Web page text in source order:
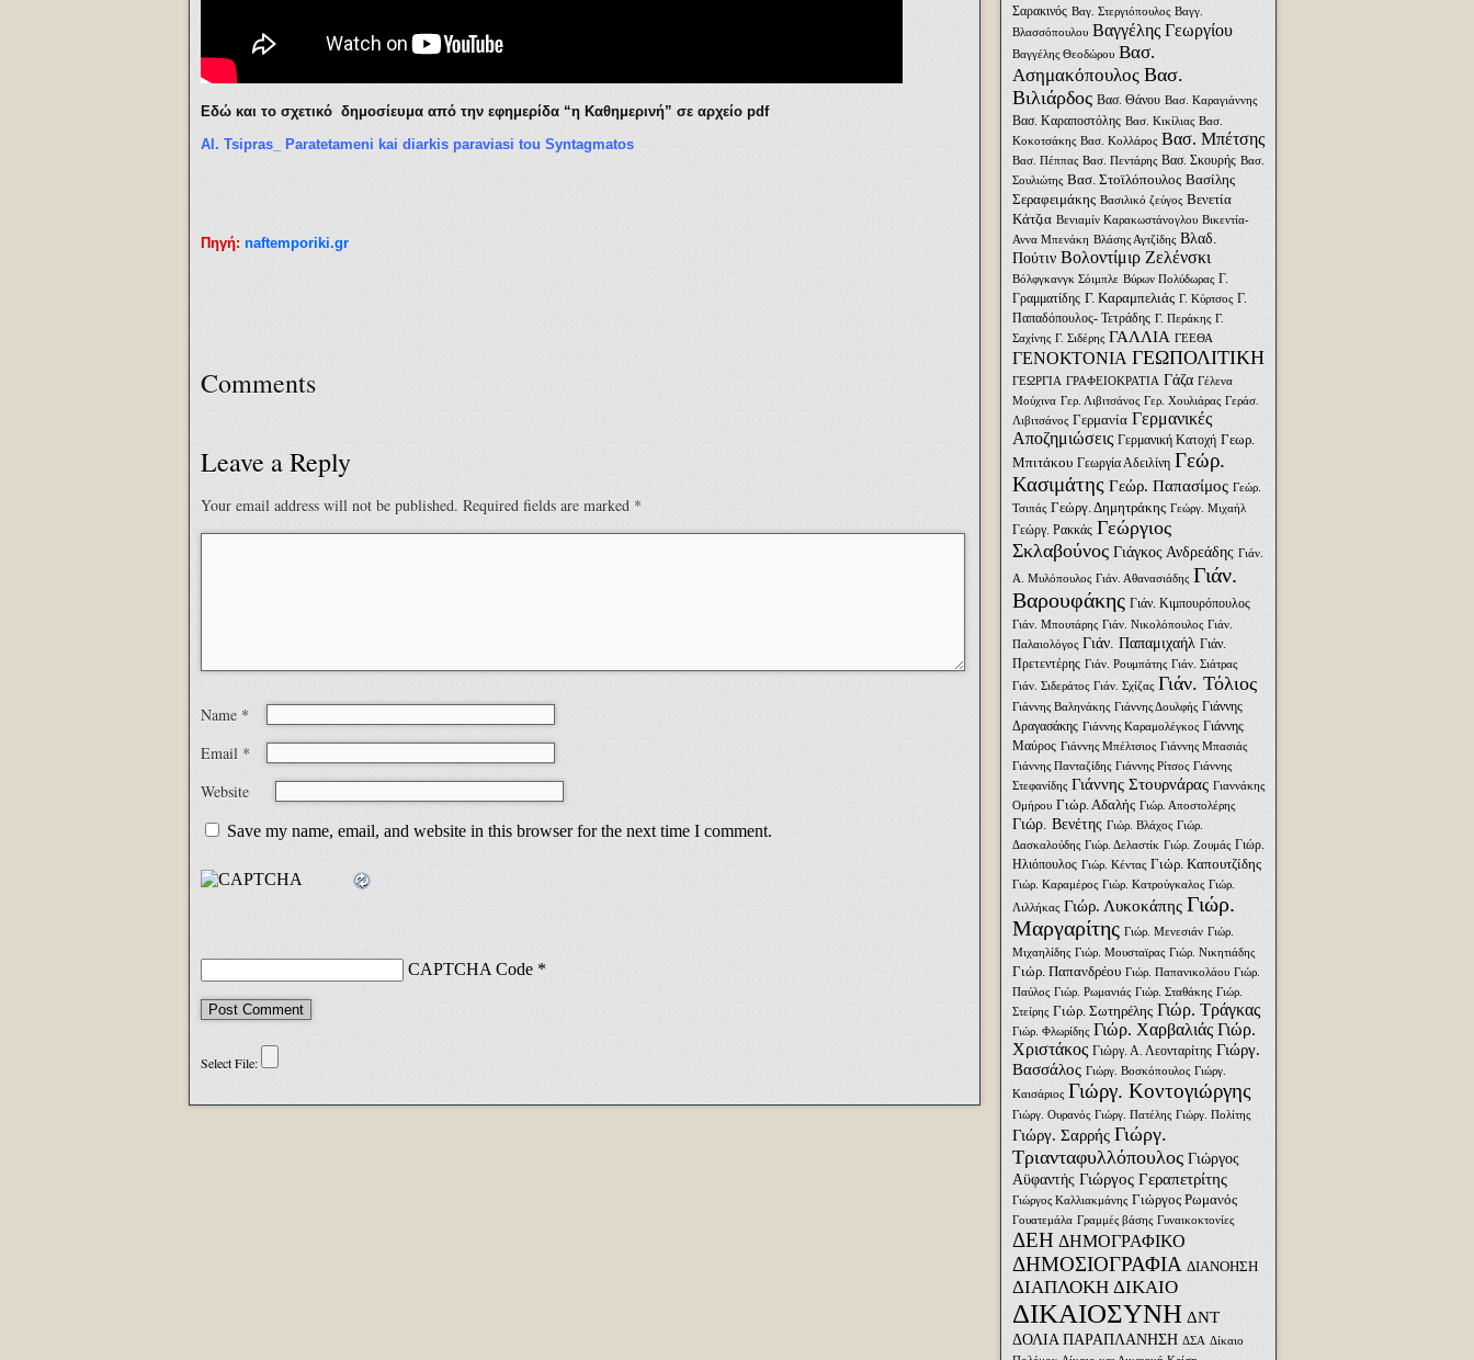
Εδώ και το σχετικό δημοσίευμα από την εφημερίδα “η Καθημερινή” σε αρχείο pdf
Al. Tsipras_ Paratetameni kai diarkis paraviasi tou Syntagmatos
Πηγή: naftemporiki.gr
Comments
Leave a Reply
Your email address will not be published. Required fields are marked *
Name *
Email *
Website
Save my name, email, and website in this browser for the next time I comment.
CAPTCHA Code *
Σαρακινός Βαγ. Στεργιόπουλος Βαγγ.
Βλασσόπουλου Βαγγέλης Γεωργίου
Βαγγέλης Θεοδώρου Βασ.
Ασημακόπουλος Βασ.
Βιλιάρδος Βασ. Θάνου Βασ. Καραγιάννης
Βασ. Καραποστόλης Βασ. Κικίλιας Βασ.
Κοκοτσάκης Βασ. Κολλάρος Βασ. Μπέτσης
Βασ. Πέππας Βασ. Πεντάρης Βασ. Σκουρής Βασ.
Σουλιώτης Βασ. Στοϊλόπουλος Βασίλης
Σεραφειμάκης Βασιλικό ζεύγος Βενετία
Κάτζια Βενιαμίν Καρακωστάνογλου Βικεντία-
Αννα Μπενάκη Βλάσης Αγτζίδης Βλαδ.
Πούτιν Βολοντίμιρ Ζελένσκι
Βόλφγκανγκ Σόιμπλε Βύρων Πολύδωρας Γ.
Γραμματίδης Γ. Καραμπελιάς Γ. Κύρτσος Γ.
Παπαδόπουλος- Τετράδης Γ. Περάκης Γ.
Σαχίνης Γ. Σιδέρης ΓΑΛΛΙΑ ΓΕΕΘΑ
ΓΕΝΟΚΤΟΝΙΑ ΓΕΩΠΟΛΙΤΙΚΗ
ΓΕΩΡΓΙΑ ΓΡΑΦΕΙΟΚΡΑΤΙΑ Γάζα Γέλενα
Μούχινα Γερ. Λιβιτσάνος Γερ. Χουλιάρας Γεράσ.
Λιβιτσάνος Γερμανία Γερμανικές
Αποζημιώσεις Γερμανική Κατοχή Γεωρ.
Μπιτάκου Γεωργία Αδειλίνη Γεώρ.
Κασιμάτης Γεώρ. Παπασίμος Γεώρ.
Τσιπάς Γεώργ. Δημητράκης Γεώργ. Μιχαήλ
Γεώργ. Ρακκάς Γεώργιος
Σκλαβούνος Γιάγκος Ανδρεάδης Γιάν.
Α. Μυλόπουλος Γιάν. Αθανασιάδης Γιάν.
Βαρουφάκης Γιάν. Κιμπουρόπουλος
Γιάν. Μπουτάρης Γιάν. Νικολόπουλος Γιάν.
Παλαιολόγος Γιάν. Παπαμιχαήλ Γιάν.
Πρετεντέρης Γιάν. Ρουμπάτης Γιάν. Σιάτρας
Γιάν. Σιδεράτος Γιάν. Σχίζας Γιάν. Τόλιος
Γιάννης Βαληνάκης Γιάννης Δουλφής Γιάννης
Δραγασάκης Γιάννης Καραμολέγκος Γιάννης
Μαύρος Γιάννης Μπέλτσιος Γιάννης Μπασιάς
Γιάννης Πανταζίδης Γιάννης Ρίτσος Γιάννης
Στεφανίδης Γιάννης Στουρνάρας Γιαννάκης
Ομήρου Γιώρ. Αδαλής Γιώρ. Αποστολέρης
Γιώρ. Βενέτης Γιώρ. Βλάχος Γιώρ.
Δασκαλούδης Γιώρ. Δελαστίκ Γιώρ. Ζουμάς Γιώρ.
Ηλιόπουλος Γιώρ. Κέντας Γιώρ. Καπουτζίδης
Γιώρ. Καραμέρος Γιώρ. Κατρούγκαλος Γιώρ.
Λιλλήκας Γιώρ. Λυκοκάπης Γιώρ.
Μαργαρίτης Γιώρ. Μενεσιάν Γιώρ.
Μιχαηλίδης Γιώρ. Μουσταϊρας Γιώρ. Νικητιάδης
Γιώρ. Παπανδρέου Γιώρ. Παπανικολάου Γιώρ.
Παύλος Γιώρ. Ρωμανιάς Γιώρ. Σταθάκης Γιώρ.
Στείρης Γιώρ. Σωτηρέλης Γιώρ. Τράγκας
Γιώρ. Φλωρίδης Γιώρ. Χαρβαλιάς Γιώρ.
Χριστάκος Γιώργ. Α. Λεονταρίτης Γιώργ.
Βασσάλος Γιώργ. Βοσκόπουλος Γιώργ.
Καισάριος Γιώργ. Κοντογιώργης
Γιώργ. Ουρανός Γιώργ. Πατέλης Γιώργ. Πολίτης
Γιώργ. Σαρρής Γιώργ.
Τριανταφυλλόπουλος Γιώργος
Αϋφαντής Γιώργος Γεραπετρίτης
Γιώργος Καλλιακμάνης Γιώργος Ρωμανός
Γουατεμάλα Γραμμές βάσης Γυναικοκτονίες
ΔΕΗ ΔΗΜΟΓΡΑΦΙΚΟ
ΔΗΜΟΣΙΟΓΡΑΦΙΑ ΔΙΑΝΟΗΣΗ
ΔΙΑΠΛΟΚΗ ΔΙΚΑΙΟ
ΔΙΚΑΙΟΣΥΝΗ ΔΝΤ
ΔΟΛΙΑ ΠΑΡΑΠΛΑΝΗΣΗ ΔΣΑ Δίκαιο